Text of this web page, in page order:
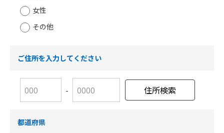
女性
その他
ご住所を入力してください
-
都道府県